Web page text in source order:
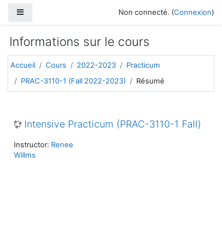
Non connecté. (Connexion)
Informations sur le cours
Accueil Cours 2022-2023
Practicum
PRAC-3110-1 (Fall 2022-2023)
Résumé
Intensive Practicum (PRAC-3110-1 Fall)
Instructor: Renee
Willms